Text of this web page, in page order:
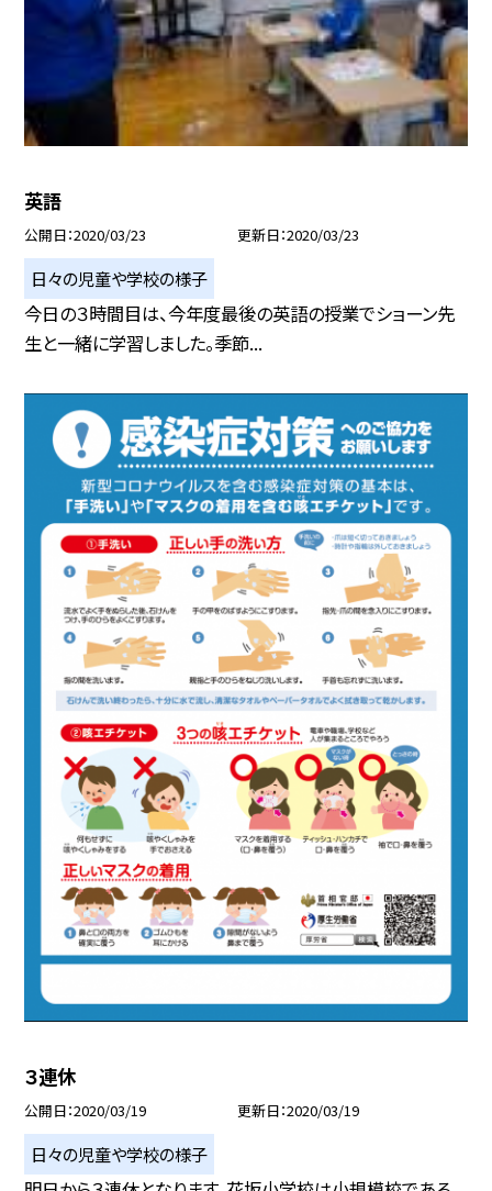
英語
公開日 2020/03/23 更新日 2020/03/23
日々の児童や学校の様子
今日の３時間目は、今年度最後の英語の授業でショーン先
生と一緒に学習しました。季節...
３連休
公開日 2020/03/19 更新日 2020/03/19
日々の児童や学校の様子